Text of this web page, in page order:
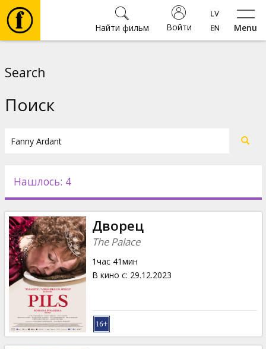
Menu
Войти
Найти фильм
Новости
Подарки
Кинозакуски
B2B
Клуб
Search
Поиск
Нашлось: 4
Дворец
The Palace
1час 41мин
В кино с: 29.12.2023